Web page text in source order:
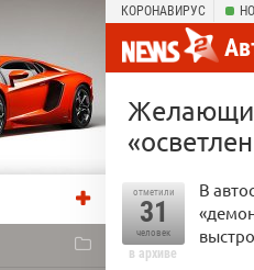
КОРОНАВИРУС
отметили
31
человек
в архиве
В